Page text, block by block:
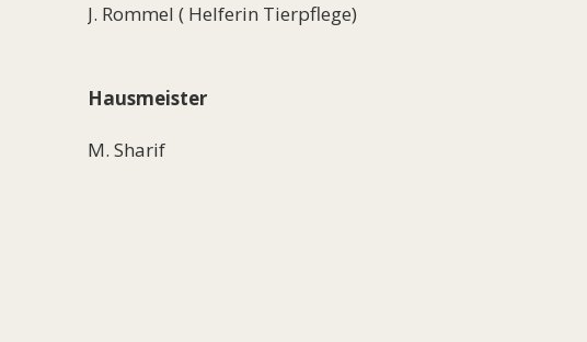
J. Rommel ( Helferin Tierpflege)
Hausmeister
M. Sharif